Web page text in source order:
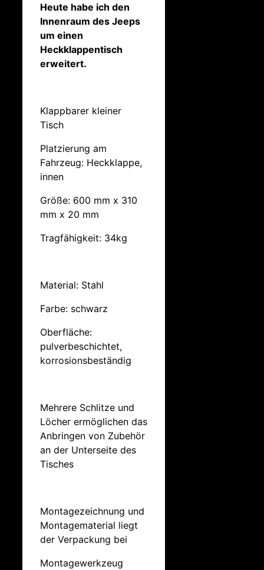
Heute habe ich den
Innenraum des Jeeps
um einen
Heckklappentisch
erweitert.
Klappbarer kleiner
Tisch
Platzierung am
Fahrzeug: Heckklappe,
innen
Größe: 600 mm x 310
mm x 20 mm
Tragfähigkeit: 34kg
Material: Stahl
Farbe: schwarz
Oberfläche:
pulverbeschichtet,
korrosionsbeständig
Mehrere Schlitze und
Löcher ermöglichen das
Anbringen von Zubehör
an der Unterseite des
Tisches
Montagezeichnung und
Montagematerial liegt
der Verpackung bei
Montagewerkzeug